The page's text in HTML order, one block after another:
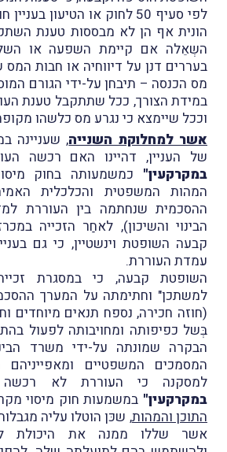
לפי סעיף 50 לחוק או הטיעון
הונית אף הן לא מבססות טענת
השְאֵלה אם קיימת השפעה או
בעררים דנן על דיווחיה או חבות
מס הכנסה – תיבחן על-ידי הגורם
במידת הצורך, ככל שתתקבל טענת
וככל שיימצא כי נגרע מס כלשהו
אשר למחלוקת השנייה, שעניינה
של העניין, דהיינו האם רכשה
במקרקעין" כמשמעותה בחוק
המהות המשפטית והכלכלית
ההסכמית שנחתמה בין העוררת
הבינוי והשיכון), לאחַר הזכייה
קבעה השופטת וינשטיין, כי גם
עמדת העוררת.
השופטת קבעה, כי במסגרת
למשתכן" וחתימתה על המערך
(חוזה חכירה, נספח תנאים מיוחדים
בְּשל כפיפותה ומחויבותה לפעול
הבקרה שמונתה על-ידי משרד
המסמכים המשפטיים ומאפייניהם
למסקנה כי העוררת לא רכשה
במקרקעין" במשמעות חוק מיסוי
התוכן והמהות, שכּן הוטלו עליה
אשר שללו ממנה את היכולת